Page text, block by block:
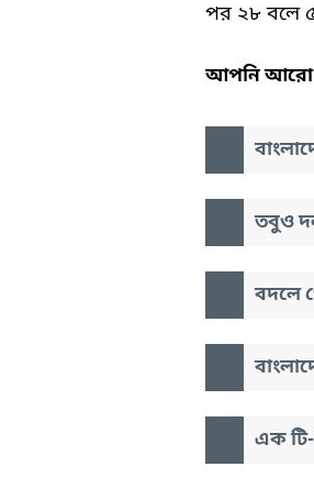
পর ২৮ বলে
আপনি আরো
তবুও
বদলে
এক টি-